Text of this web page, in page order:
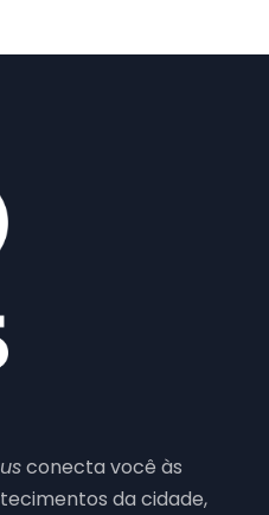
conecta você às
da cidade,